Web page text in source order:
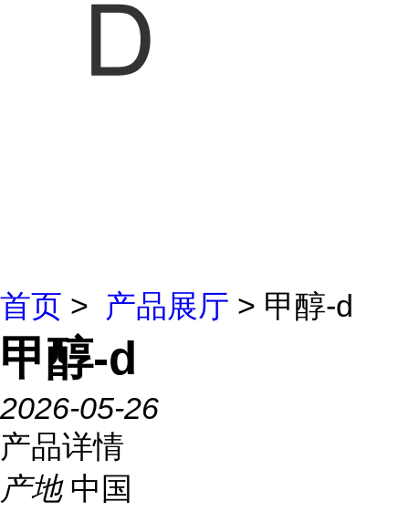
首页 > 产品展厅 > 甲醇-d
甲醇-d
2026-05-26
产品详情
产地 中国